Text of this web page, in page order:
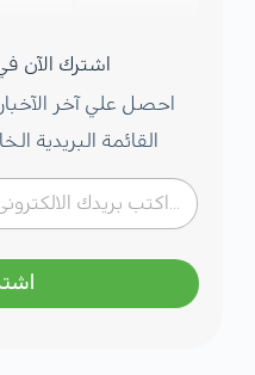
اشترك الآن
احصل علي آخر
القائمة البريدية